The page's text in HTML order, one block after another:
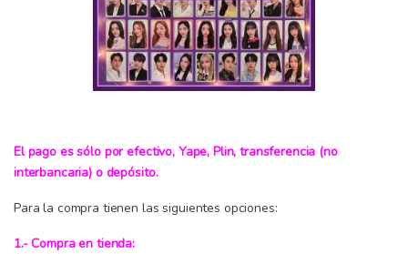
El pago es sólo por efectivo, Yape, Plin, transferencia (no
interbancaria) o depósito.
Para la compra tienen las siguientes opciones:
1.- Compra en tienda: